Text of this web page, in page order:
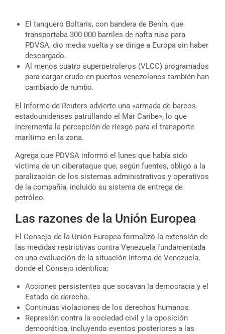
El tanquero Boltaris, con bandera de Benín, que
transportaba 300 000 barriles de nafta rusa para
PDVSA, dio media vuelta y se dirige a Europa sin haber
descargado.
Al menos cuatro superpetroleros (VLCC) programados
para cargar crudo en puertos venezolanos también han
cambiado de rumbo.
El informe de Reuters advierte una «armada de barcos
estadounidenses patrullando el Mar Caribe», lo que
incrementa la percepción de riesgo para el transporte
marítimo en la zona.
Agrega que PDVSA informó el lunes que había sido
víctima de un ciberataque que, según fuentes, obligó a la
paralización de los sistemas administrativos y operativos
de la compañía, incluido su sistema de entrega de
petróleo.
Las razones de la Unión Europea
El Consejo de la Unión Europea formalizó la extensión de
las medidas restrictivas contra Venezuela fundamentada
en una evaluación de la situación interna de Venezuela,
donde el Consejo identifica:
Acciones persistentes que socavan la democracia y el
Estado de derecho.
Continuas violaciones de los derechos humanos.
Represión contra la sociedad civil y la oposición
democrática, incluyendo eventos posteriores a las